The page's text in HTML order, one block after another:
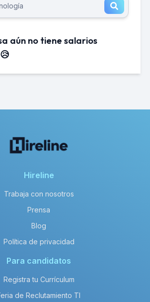
aún no tiene salarios
Hireline
Trabaja con nosotros
Prensa
Blog
Política de privacidad
Para candidatos
Registra tu Currículum
de Reclutamiento TI